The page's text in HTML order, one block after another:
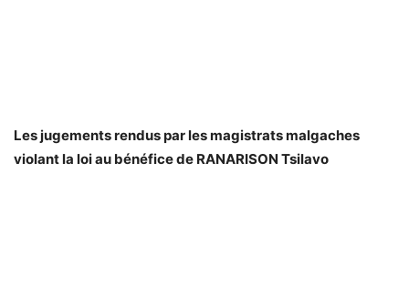
Les jugements rendus par les magistrats malgaches
violant la loi au bénéfice de RANARISON Tsilavo